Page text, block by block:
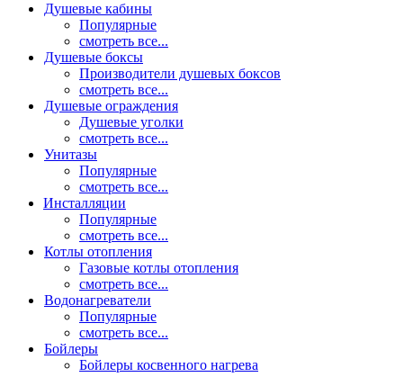
Душевые кабины
Популярные
смотреть все...
Душевые боксы
Производители душевых боксов
смотреть все...
Душевые ограждения
Душевые уголки
смотреть все...
Унитазы
Популярные
смотреть все...
Инсталляции
Популярные
смотреть все...
Котлы отопления
Газовые котлы отопления
смотреть все...
Водонагреватели
Популярные
смотреть все...
Бойлеры
Бойлеры косвенного нагрева